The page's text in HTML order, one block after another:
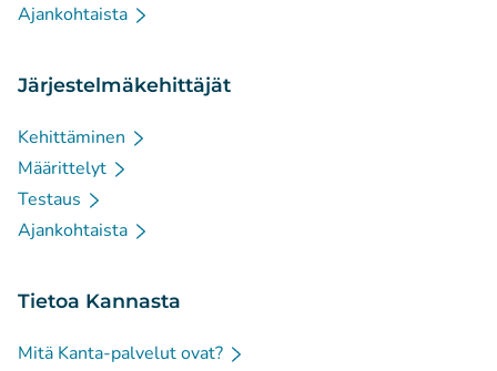
Ajankohtaista
Järjestelmäkehittäjät
Kehittäminen
Määrittelyt
Testaus
Ajankohtaista
Tietoa Kannasta
Mitä Kanta-palvelut ovat?